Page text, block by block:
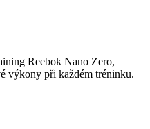
Reebok Nano Zero,
výkony při každém tréninku.